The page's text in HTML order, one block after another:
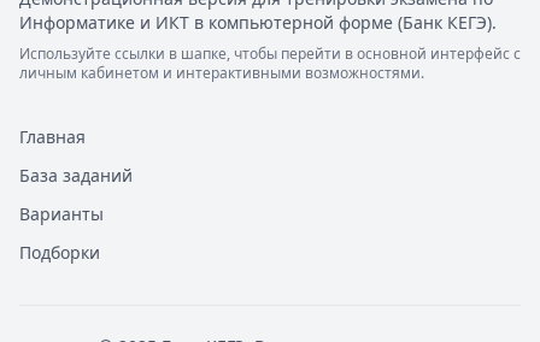
Информатике и ИКТ в компьютерной форме (Банк КЕГЭ).
Используйте ссылки в шапке, чтобы перейти в основной интерфейс с
личным кабинетом и интерактивными возможностями.
Главная
База заданий
Варианты
Подборки